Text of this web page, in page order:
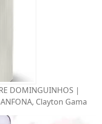
DOMINGUINHOS |
Clayton Gama